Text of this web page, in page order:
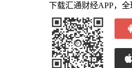
下载汇通财经APP，